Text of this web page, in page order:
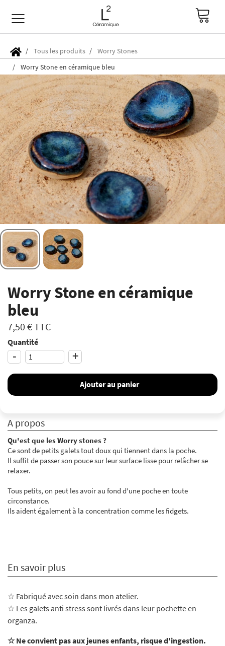
Tous les produits
Worry Stones
Worry Stone en céramique bleu
Worry Stone en céramique
bleu
7,50 €TTC
Quantité
- +
Ajouter au panier
A propos
Qu'est que les Worry stones ?
Ce sont de petits galets tout doux qui tiennent dans la poche.
Il suffit de passer son pouce sur leur surface lisse pour relâcher se
relaxer.
Tous petits, on peut les avoir au fond d'une poche en toute
circonstance.
Ils aident également à la concentration comme les fidgets.
En savoir plus
☆ Fabriqué avec soin dans mon atelier.
☆ Les galets anti stress sont livrés dans leur pochette en
organza.
☆ Ne convient pas aux jeunes enfants, risque d'ingestion.